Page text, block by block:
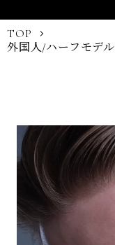
TOP
外国人/ハーフモデル